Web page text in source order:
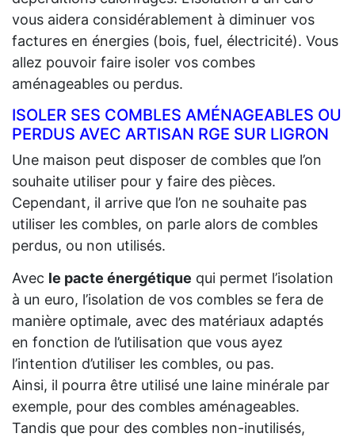
vous aidera considérablement à diminuer vos
factures en énergies (bois, fuel, électricité). Vous
allez pouvoir faire isoler vos combes
aménageables ou perdus.
ISOLER SES COMBLES AMÉNAGEABLES OU
PERDUS AVEC ARTISAN RGE SUR LIGRON
Une maison peut disposer de combles que l’on
souhaite utiliser pour y faire des pièces.
Cependant, il arrive que l’on ne souhaite pas
utiliser les combles, on parle alors de combles
perdus, ou non utilisés.
Avec le pacte énergétique qui permet l’isolation
à un euro, l’isolation de vos combles se fera de
manière optimale, avec des matériaux adaptés
en fonction de l’utilisation que vous ayez
l’intention d’utiliser les combles, ou pas.
Ainsi, il pourra être utilisé une laine minérale par
exemple, pour des combles aménageables.
Tandis que pour des combles non-inutilisés,